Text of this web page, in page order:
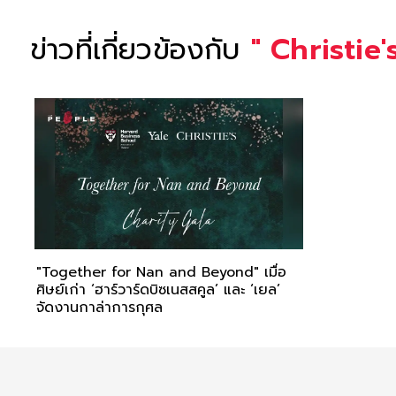
ข่าวที่เกี่ยวข้องกับ "
"Together for Nan and Beyond" เมื่อ
ศิษย์เก่า ‘ฮาร์วาร์ดบิซเนสสคูล’ และ ‘เยล’
จัดงานกาล่าการกุศล